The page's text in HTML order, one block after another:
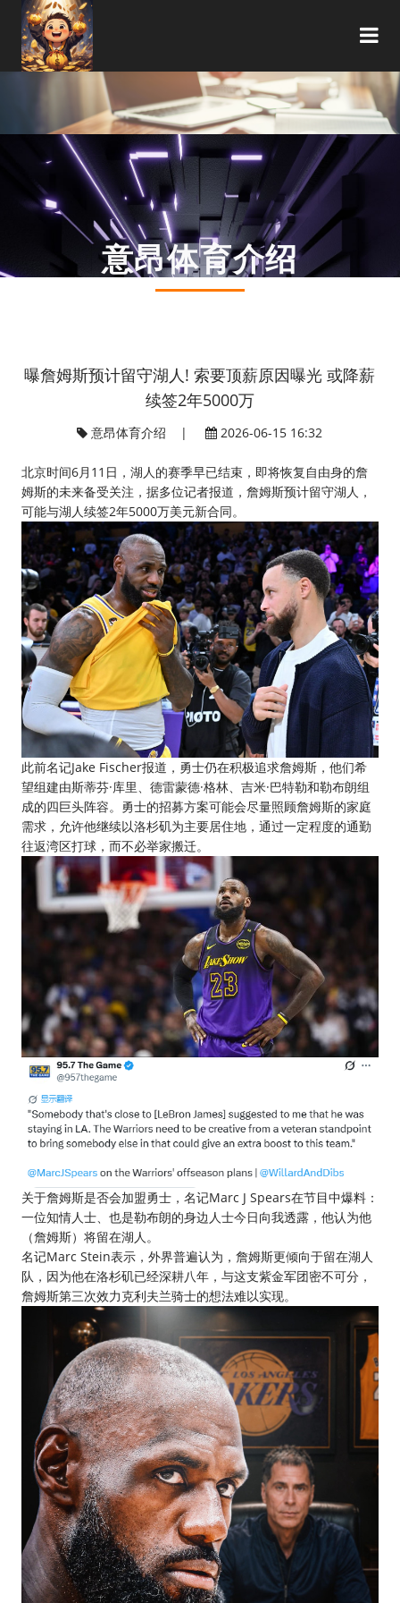
意昂体育介绍
曝詹姆斯预计留守湖人! 索要顶薪原因曝光 或降薪
续签2年5000万
意昂体育介绍 | 2026-06-15 16:32
北京时间6月11日，湖人的赛季早已结束，即将恢复自由身的詹
姆斯的未来备受关注，据多位记者报道，詹姆斯预计留守湖人，
可能与湖人续签2年5000万美元新合同。
此前名记Jake Fischer报道，勇士仍在积极追求詹姆斯，他们希
望组建由斯蒂芬·库里、德雷蒙德·格林、吉米·巴特勒和勒布朗组
成的四巨头阵容。勇士的招募方案可能会尽量照顾詹姆斯的家庭
需求，允许他继续以洛杉矶为主要居住地，通过一定程度的通勤
往返湾区打球，而不必举家搬迁。
关于詹姆斯是否会加盟勇士，名记Marc J Spears在节目中爆料：
一位知情人士、也是勒布朗的身边人士今日向我透露，他认为他
（詹姆斯）将留在湖人。
名记Marc Stein表示，外界普遍认为，詹姆斯更倾向于留在湖人
队，因为他在洛杉矶已经深耕八年，与这支紫金军团密不可分，
詹姆斯第三次效力克利夫兰骑士的想法难以实现。